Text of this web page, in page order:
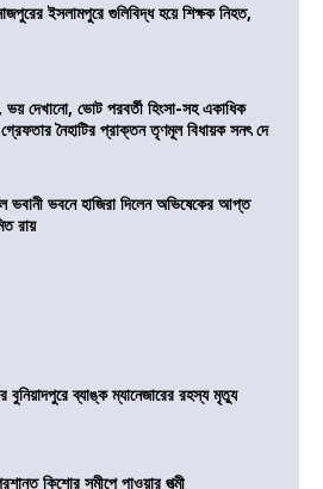
ইসলামপুরে গুলিবিদ্ধ হয়ে শিক্ষক নিহত,
ভয় দেখানো, ভোট পরবর্তী হিংসা-সহ একাধিক
নৈহাটির প্রাক্তন তৃণমূল বিধায়ক সনৎ দে
ভবনে হাজিরা দিলেন অভিষেকের আপ্ত
রায়
বুনিয়াদপুরে ব্যাঙ্ক ম্যানেজারের রহস্য মৃত্যু
কিশোর সমীপে পাওয়ার পত্মী